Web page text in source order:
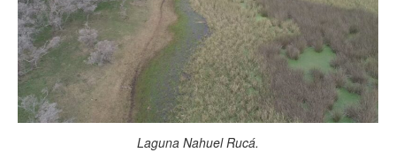
Laguna Nahuel Rucá.